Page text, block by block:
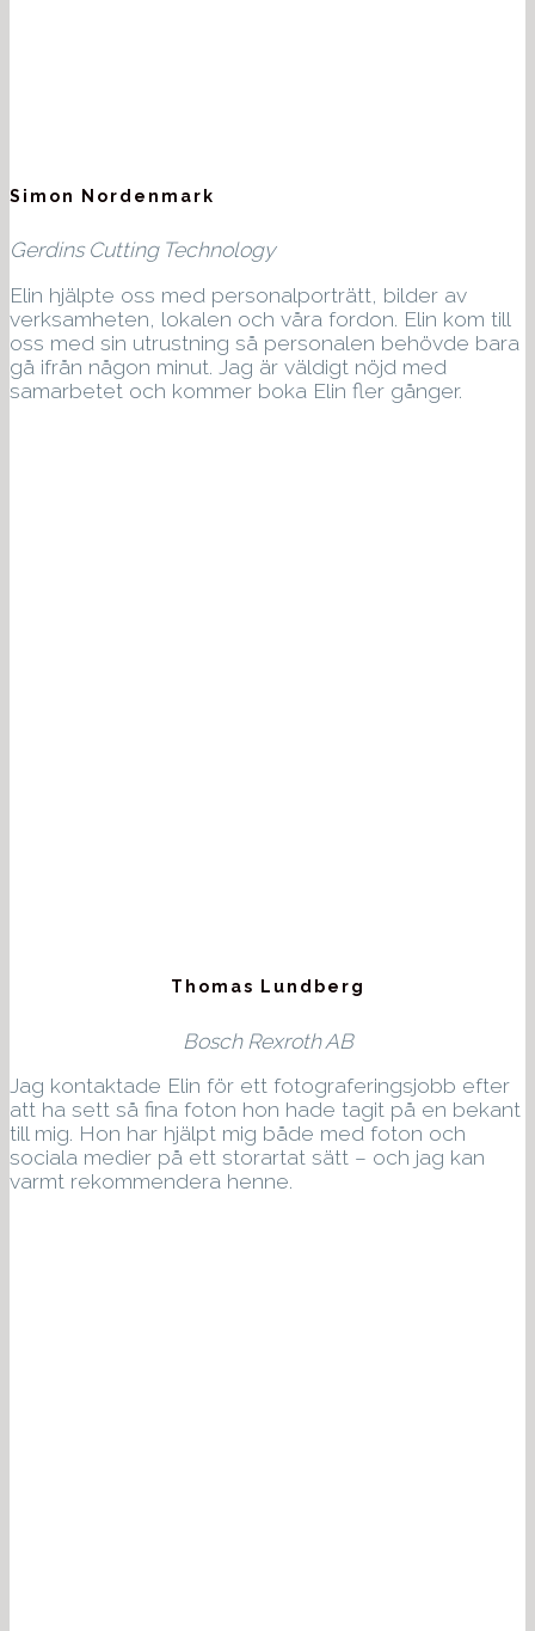
Simon Nordenmark
Gerdins Cutting Technology
Elin hjälpte oss med personalporträtt, bilder av
verksamheten, lokalen och våra fordon. Elin kom till
oss med sin utrustning så personalen behövde bara
gå ifrån någon minut. Jag är väldigt nöjd med
samarbetet och kommer boka Elin fler gånger.
Thomas Lundberg
Bosch Rexroth AB
Jag kontaktade Elin för ett fotograferingsjobb efter
att ha sett så fina foton hon hade tagit på en bekant
till mig. Hon har hjälpt mig både med foton och
sociala medier på ett storartat sätt – och jag kan
varmt rekommendera henne.